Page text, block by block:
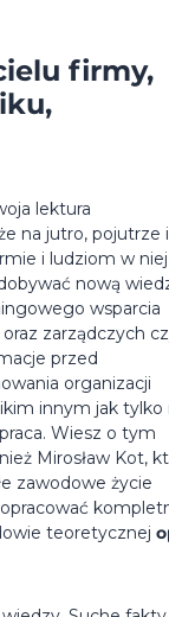
firmy,
lektura
na jutro, pojutrze
i ludziom w niej
nową
wsparcia
zarządczych
przed
organizacji
innym jak tylko
Wiesz o tym
Mirosław Kot,
zawodowe życie
teoretycznej